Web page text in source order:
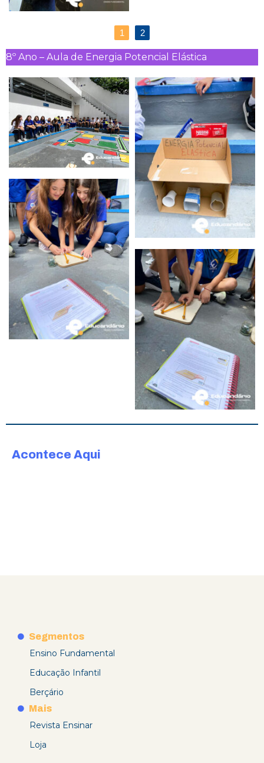
1 2
8º Ano – Aula de Energia Potencial Elástica
Acontece Aqui
Segmentos
Ensino Fundamental
Educação Infantil
Berçário
Mais
Revista Ensinar
Loja